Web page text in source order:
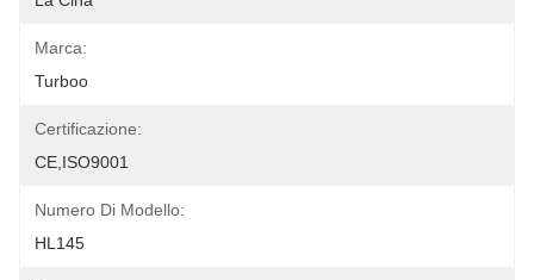
Marca:
Turboo
Certificazione:
CE,ISO9001
Numero Di Modello:
HL145